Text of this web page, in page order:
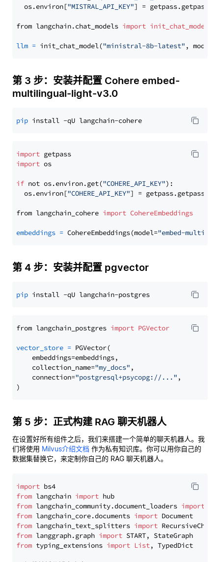
  os.environ[
"MISTRAL_API_KEY"] = getpass.getpass(
from langchain.chat_models import init_chat_model
llm = init_chat_model("ministral-8b-latest" ,
第 3 步：安装并配置 Cohere embed-
multilingual-light-v3.0
pip
import
import os
if not os.environ.get("COHERE_API_KEY"):
  os.environ[
"COHERE_API_KEY"] = getpass.getpass(
from langchain_cohere import CohereEmbeddings
embeddings = CohereEmbeddings(model="embed-
第 4 步：安装并配置 pgvector
pip
from langchain_postgres import PGVector
vector_store = PGVector(
    embeddings=embeddings,
    collection_name=
"my_docs" ,
    connection=
"postgresql+psycopg://..." ,
第 5 步：正式构建 RAG 聊天机器人
在设置好所有组件之后，我们来搭建一个简单的聊天机器人。我
们将使用 Milvus介绍文档 作为私有知识库。你可以用你自己的
数据集替换它，来定制你自己的 RAG 聊天机器人。
import
from langchain import
from langchain_community.document_loaders import
from langchain_core.documents import
from langchain_text_splitters import
from langgraph.graph import
from typing_extensions import List, TypedDict